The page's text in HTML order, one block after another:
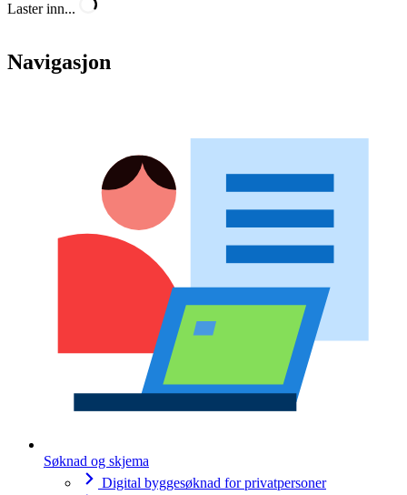
Laster inn...
Navigasjon
Søknad og skjema
Digital byggesøknad for privatpersoner